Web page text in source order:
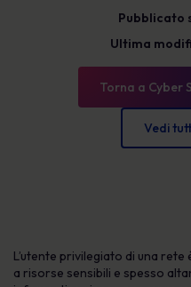
Pubblicato
Ultima
Torna a Cyber
Vedi
L’utente privilegiato di una
a risorse sensibili e spesso